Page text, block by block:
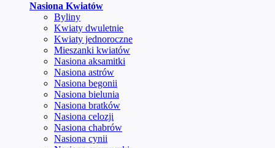
Nasiona Kwiatów
Byliny
Kwiaty dwuletnie
Kwiaty jednoroczne
Mieszanki kwiatów
Nasiona aksamitki
Nasiona astrów
Nasiona begonii
Nasiona bielunia
Nasiona bratków
Nasiona celozji
Nasiona chabrów
Nasiona cynii